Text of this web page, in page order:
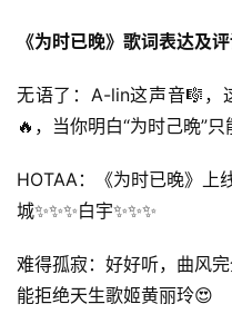
《为时已晚》歌词表达及
无语了：A-lin这声音🎼，
🔥，当你明白“为时己晩”
HOTAA：《为时已晚》上
城✨✨✨白宇✨✨✨
难得孤寂：好好听，曲风
能拒绝天生歌姬黄丽玲😍